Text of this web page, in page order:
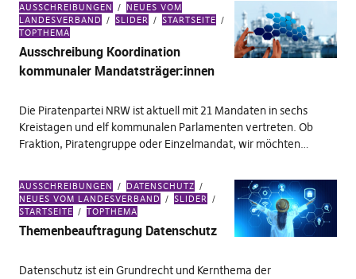
AUSSCHREIBUNGEN
NEUES VOM
LANDESVERBAND
SLIDER
STARTSEITE
TOPTHEMA
Ausschreibung Koordination
kommunaler Mandatsträger:innen
Die Piratenpartei NRW ist aktuell mit 21 Mandaten in sechs
Kreistagen und elf kommunalen Parlamenten vertreten. Ob
Fraktion, Piratengruppe oder Einzelmandat, wir möchten…
AUSSCHREIBUNGEN
DATENSCHUTZ
NEUES VOM LANDESVERBAND
SLIDER
STARTSEITE
TOPTHEMA
Themenbeauftragung Datenschutz
Datenschutz ist ein Grundrecht und Kernthema der